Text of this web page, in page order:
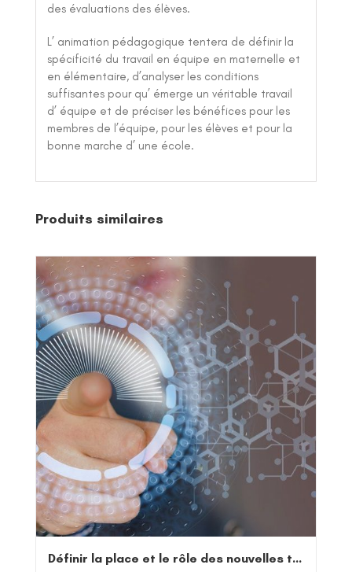
des évaluations des élèves.
L’ animation pédagogique tentera de définir la
spécificité du travail en équipe en maternelle et
en élémentaire, d’analyser les conditions
suffisantes pour qu’ émerge un véritable travail
d’ équipe et de préciser les bénéfices pour les
membres de l’équipe, pour les élèves et pour la
bonne marche d’ une école.
Produits similaires
Définir la place et le rôle des nouvelles technologies dans mon enseignement